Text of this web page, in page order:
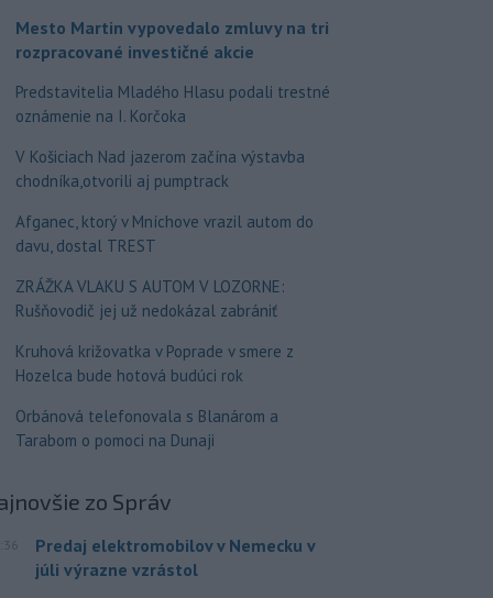
Mesto Martin vypovedalo zmluvy na tri
rozpracované investičné akcie
Predstavitelia Mladého Hlasu podali trestné
oznámenie na I. Korčoka
V Košiciach Nad jazerom začína výstavba
chodníka,otvorili aj pumptrack
Afganec, ktorý v Mníchove vrazil autom do
davu, dostal TREST
ZRÁŽKA VLAKU S AUTOM V LOZORNE:
Rušňovodič jej už nedokázal zabrániť
Kruhová križovatka v Poprade v smere z
Hozelca bude hotová budúci rok
Orbánová telefonovala s Blanárom a
Tarabom o pomoci na Dunaji
zo Správ
Predaj elektromobilov v Nemecku v
júli výrazne vzrástol